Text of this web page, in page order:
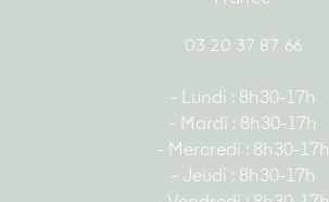
03 20 37 87 66
- Lundi : 8h30-17h
- Mardi : 8h30-17h
- Mercredi : 8h30-17h
- Jeudi : 8h30-17h